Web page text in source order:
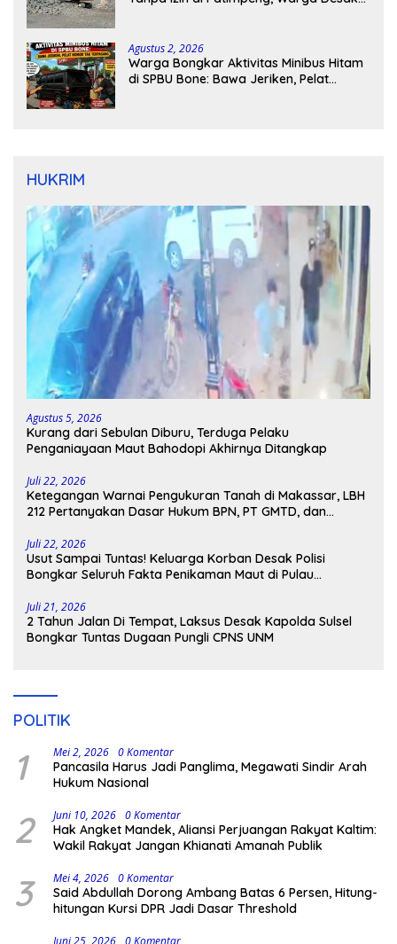
Agustus 2, 2026
Warga Bongkar Aktivitas Minibus Hitam
di SPBU Bone: Bawa Jeriken, Pelat
HUKRIM
Agustus 5, 2026
Kurang dari Sebulan Diburu, Terduga Pelaku
Penganiayaan Maut Bahodopi Akhirnya Ditangkap
Juli 22, 2026
Ketegangan Warnai Pengukuran Tanah di Makassar, LBH
212 Pertanyakan Dasar Hukum BPN, PT GMTD, dan
Juli 22, 2026
Usut Sampai Tuntas! Keluarga Korban Desak Polisi
Bongkar Seluruh Fakta Penikaman Maut di Pulau
Juli 21, 2026
2 Tahun Jalan Di Tempat, Laksus Desak Kapolda Sulsel
Bongkar Tuntas Dugaan Pungli CPNS UNM
POLITIK
1 Mei 2, 2026 0 Komentar
Pancasila Harus Jadi Panglima, Megawati Sindir Arah
Hukum Nasional
2 Juni 10, 2026 0 Komentar
Hak Angket Mandek, Aliansi Perjuangan Rakyat Kaltim:
Wakil Rakyat Jangan Khianati Amanah Publik
3 Mei 4, 2026 0 Komentar
Said Abdullah Dorong Ambang Batas 6 Persen, Hitung-
hitungan Kursi DPR Jadi Dasar Threshold